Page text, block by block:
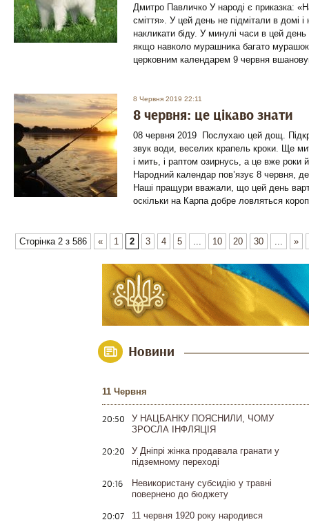
Дмитро Павличко У народі є приказка:
сміття». У цей день не підмітали в домі
накликати біду. У минулі часи в цей
якщо навколо мурашника багато
церковним календарем 9 червня
8 Червня 2019 22:11
8 червня: це цікаво знати
08 червня 2019 Послухаю цей дощ.
звук води, веселих крапель кроки. Ще
і мить, і раптом озирнусь, а це вже роки
Народний календар пов’язує 8 червня,
Наші пращури вважали, що цей день
оскільки на Карпа добре ловляться
Сторінка 2 з 586 « 1 2 3 4 5 ... 10 20 30 ... »
Новини
11 Червня
20:50
У НАЦБАНКУ ПОЯСНИЛИ, ЧОМУ
ЗРОСЛА ІНФЛЯЦІЯ
20:20
У Дніпрі жінка продавала гранати у
підземному переході
20:16
Невикористану субсидію у травні
повернено до бюджету
20:07
11 червня 1920 року народився